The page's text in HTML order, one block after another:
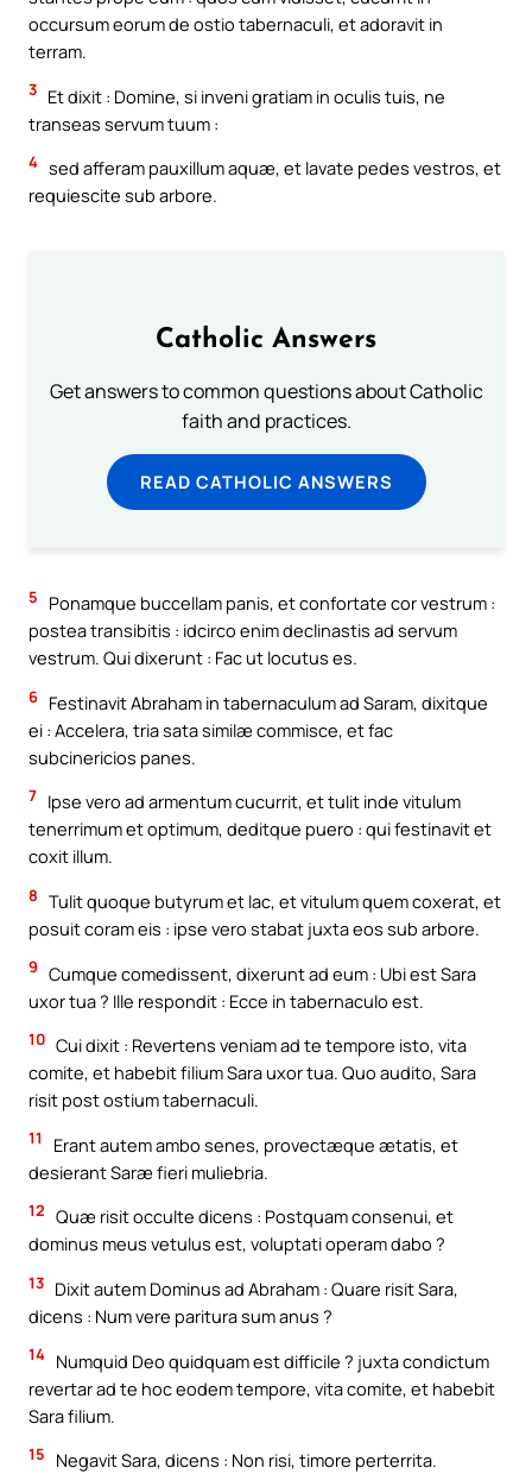
occursum eorum de ostio tabernaculi, et adoravit in
terram.
3 Et dixit : Domine, si inveni gratiam in oculis tuis, ne
transeas servum tuum :
4 sed afferam pauxillum aquæ, et lavate pedes vestros, et
requiescite sub arbore.
Catholic Answers
Get answers to common questions about Catholic
faith and practices.
READ CATHOLIC ANSWERS
5
Ponamque buccellam panis, et confortate cor vestrum :
postea transibitis : idcirco enim declinastis ad servum
vestrum. Qui dixerunt : Fac ut locutus es.
6 Festinavit Abraham in tabernaculum ad Saram, dixitque
ei : Accelera, tria sata similæ commisce, et fac
subcinericios panes.
7 Ipse vero ad armentum cucurrit, et tulit inde vitulum
tenerrimum et optimum, deditque puero : qui festinavit et
coxit illum.
8 Tulit quoque butyrum et lac, et vitulum quem coxerat, et
posuit coram eis : ipse vero stabat juxta eos sub arbore.
9 Cumque comedissent, dixerunt ad eum : Ubi est Sara
uxor tua ? Ille respondit : Ecce in tabernaculo est.
10 Cui dixit : Revertens veniam ad te tempore isto, vita
comite, et habebit filium Sara uxor tua. Quo audito, Sara
risit post ostium tabernaculi.
11
Erant autem ambo senes, provectæque ætatis, et
desierant Saræ fieri muliebria.
12 Quæ risit occulte dicens : Postquam consenui, et
dominus meus vetulus est, voluptati operam dabo ?
13 Dixit autem Dominus ad Abraham : Quare risit Sara,
dicens : Num vere paritura sum anus ?
14 Numquid Deo quidquam est difficile ? juxta condictum
revertar ad te hoc eodem tempore, vita comite, et habebit
Sara filium.
15
Negavit Sara, dicens : Non risi, timore perterrita.